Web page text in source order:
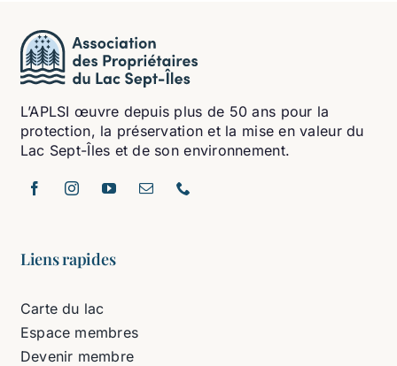
L’APLSI œuvre depuis plus de 50 ans pour la
protection, la préservation et la mise en valeur du
Lac Sept-Îles et de son environnement.
Liens rapides
Carte du lac
Espace membres
Devenir membre